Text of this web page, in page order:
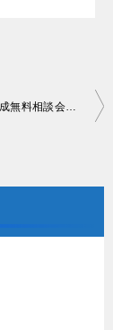
相続・遺言書作成無料相談会随時開催中